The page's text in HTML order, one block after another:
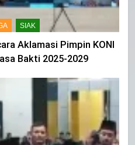
SIAK
Aklamasi Pimpin KONI
Bakti 2025-2029